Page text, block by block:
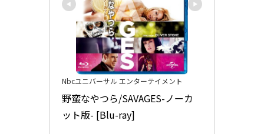
Nbcユニバーサル エンターテイメント
野蛮なやつら/SAVAGES-ノーカ
ット版- [Blu-ray]